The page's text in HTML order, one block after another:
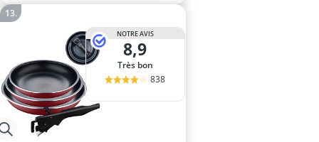
NOTRE AVIS
8,9
Très bon
838